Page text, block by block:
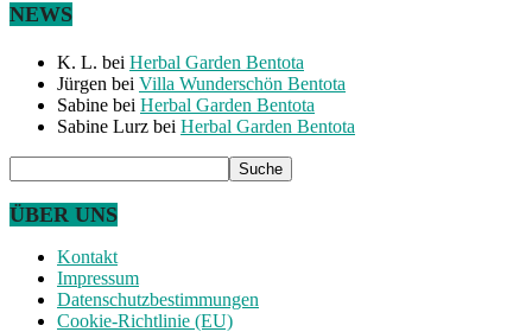
NEWS
K. L. bei Herbal Garden Bentota
Jürgen bei Villa Wunderschön Bentota
Sabine bei Herbal Garden Bentota
Sabine Lurz bei Herbal Garden Bentota
ÜBER UNS
Kontakt
Impressum
Datenschutzbestimmungen
Cookie-Richtlinie (EU)